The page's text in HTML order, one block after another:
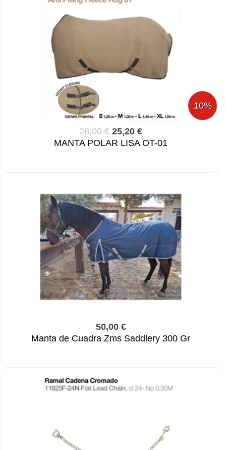
10%
28,00 € 25,20 €
MANTA POLAR LISA OT-01
50,00 €
Manta de Cuadra Zms Saddlery 300 Gr